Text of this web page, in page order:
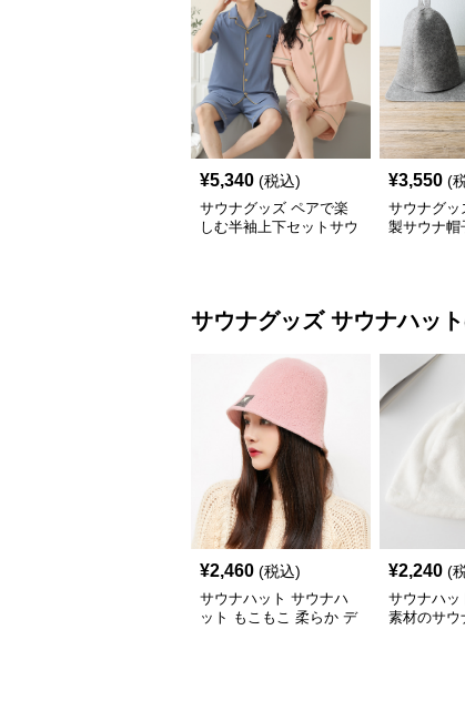
¥5,340 (税込)
サウナグッズ ペアで楽
しむ半袖上下セットサウ
¥3,550 (
サウナグッ
製サウナ帽
サウナグッズ サウナハット
¥2,460 (税込)
サウナハット サウナハ
ット もこもこ 柔らか デ
¥2,240 (
サウナハッ
素材のサウ